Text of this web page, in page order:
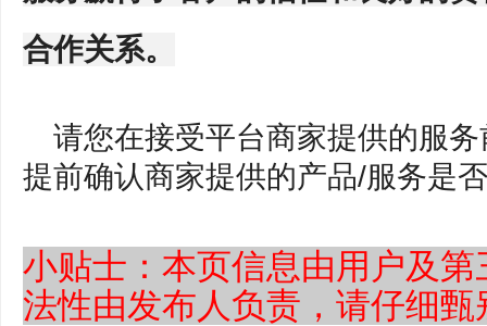
合作关系。
请您在接受平台商家提供的服
提前确认商家提供的产品/服务是
小贴士：本页信息由用户及
法性由发布人负责，请仔细甄